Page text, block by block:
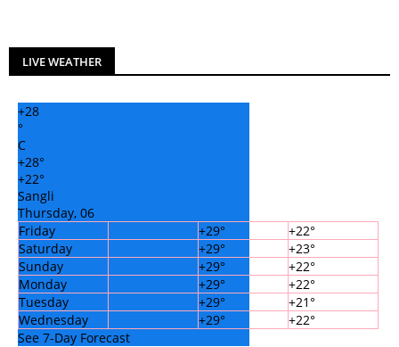
LIVE WEATHER
+28
°
C
+28°
+22°
Sangli
Thursday, 06
Friday
+29° +22°
Saturday
+29° +23°
Sunday
+29° +22°
Monday
+29° +22°
Tuesday
+29° +21°
Wednesday
+29° +22°
See 7-Day Forecast